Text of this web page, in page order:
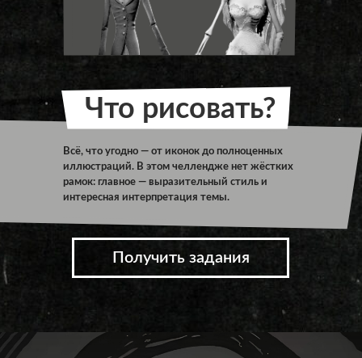
Что рисовать?
Всё, что угодно — от иконок до полноценных
иллюстраций. В этом челлендже нет жёстких
рамок: главное — выразительный стиль и
интересная интерпретация темы.
Получить задания